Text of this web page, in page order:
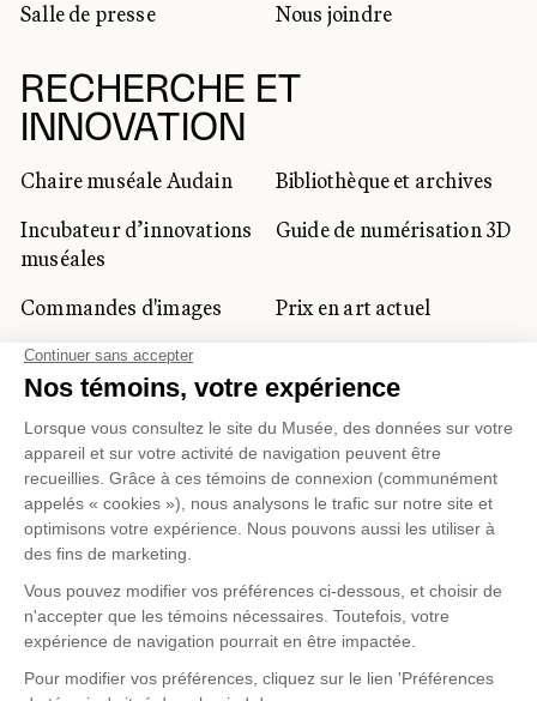
Salle de presse
Nous joindre
RECHERCHE ET
INNOVATION
Chaire muséale Audain
Bibliothèque et archives
Incubateur d’innovations
muséales
Guide de numérisation 3D
Commandes d'images
Prix en art actuel
Prix Lynne-Cohen
CLIENTÈLE CORPORATIVE
ET PRIVÉE
Location d'espaces
Activités corporatives
professionnels du
tourisme